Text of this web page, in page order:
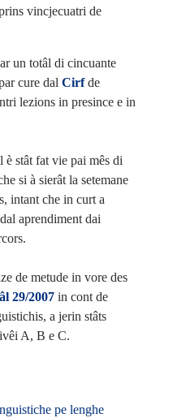
vincjecuatri de
un totâl di cincuante
cure dal Cirfde
lezions in presince e in
stât fat vie pai mês di
si à sierât la setemane
intant che in curt a
aprendiment dai
de metude in vore des
29/2007in cont de
a jerin stâts
A, B e C.
pe lenghe